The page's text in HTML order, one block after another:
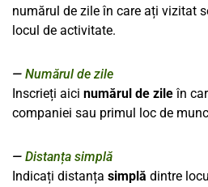
numărul de zile în care ați vizitat
locul de activitate.
Numărul de zile
Inscrieți aici numărul de zileîn
companiei sau primul loc de
Distanța simplă
Indicați distanța simplă dintre